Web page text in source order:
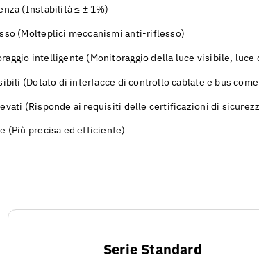
(Instabilità ≤ ± 1%)
(Molteplici meccanismi anti-riflesso)
intelligente (Monitoraggio della luce visibile,
(Dotato di interfacce di controllo cablate e bus
(Risponde ai requisiti delle certificazioni di
(Più precisa ed efficiente)
Serie Standard